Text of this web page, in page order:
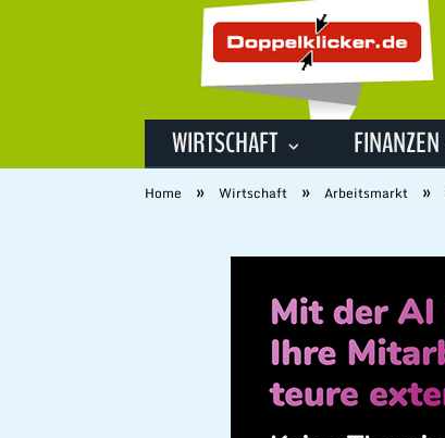
WIRTSCHAFT FINANZEN
Home » Wirtschaft » Arbeitsmarkt »